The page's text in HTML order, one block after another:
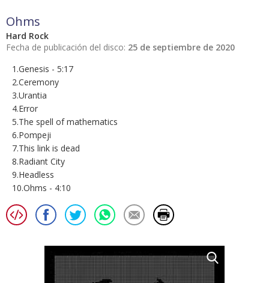
Ohms
Hard Rock
Fecha de publicación del disco: 25 de septiembre de 2020
1.Genesis - 5:17
2.Ceremony
3.Urantia
4.Error
5.The spell of mathematics
6.Pompeji
7.This link is dead
8.Radiant City
9.Headless
10.Ohms - 4:10